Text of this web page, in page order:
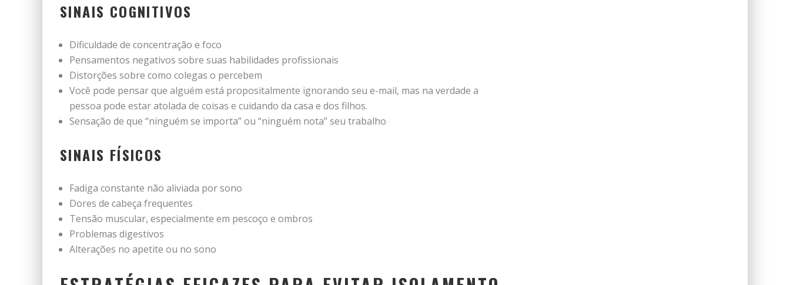
SINAIS COGNITIVOS
Dificuldade de concentração e foco
Pensamentos negativos sobre suas habilidades profissionais
Distorções sobre como colegas o percebem
Você pode pensar que alguém está propositalmente ignorando seu e-mail, mas na verdade a
pessoa pode estar atolada de coisas e cuidando da casa e dos filhos.
Sensação de que “ninguém se importa” ou “ninguém nota” seu trabalho
SINAIS FÍSICOS
Fadiga constante não aliviada por sono
Dores de cabeça frequentes
Tensão muscular, especialmente em pescoço e ombros
Problemas digestivos
Alterações no apetite ou no sono